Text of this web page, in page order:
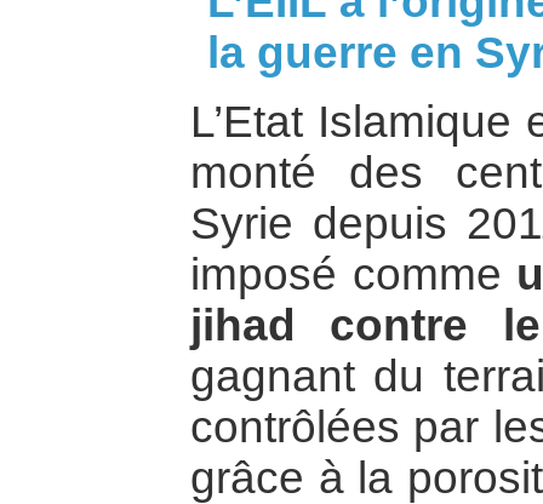
la guerre en
L’Etat
monté des
Syrie depuis
imposé comme
jihad contre
gagnant du
contrôlées par
grâce à la